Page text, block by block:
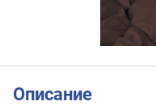
Описание